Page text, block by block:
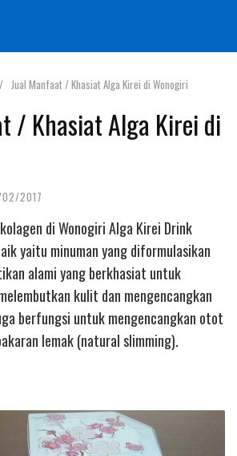
Jual Manfaat / Khasiat Alga Kirei di Wonogiri
/ Khasiat Alga Kirei di
2017
di Wonogiri Alga Kirei Drink
yaitu minuman yang diformulasikan
alami yang berkhasiat untuk
kulit dan mengencangkan
berfungsi untuk mengencangkan otot
lemak (natural slimming).